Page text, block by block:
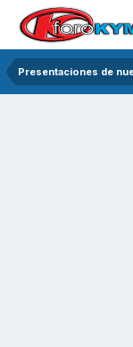
Presentaciones de